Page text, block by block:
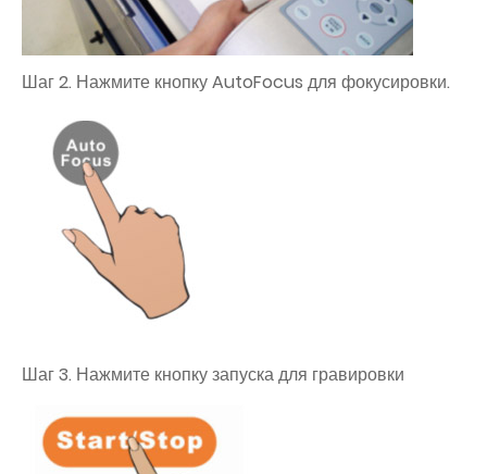
Шаг 2. Нажмите кнопку AutoFocus для фокусировки.
Шаг 3. Нажмите кнопку запуска для гравировки